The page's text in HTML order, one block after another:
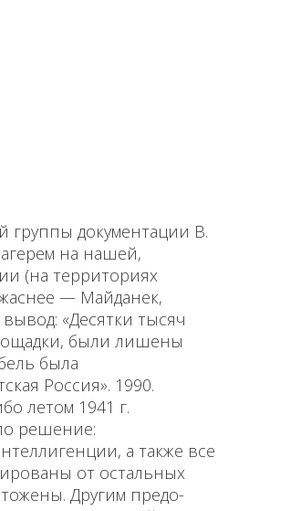
группы доку­ментации В.
на нашей,
(на территориях
— Майданек,
«Десятки тысяч
были лишены
была
Россия». 1990.
летом 1941 г.
ре­шение:
а так­же все
от осталь­ных
Другим предо­